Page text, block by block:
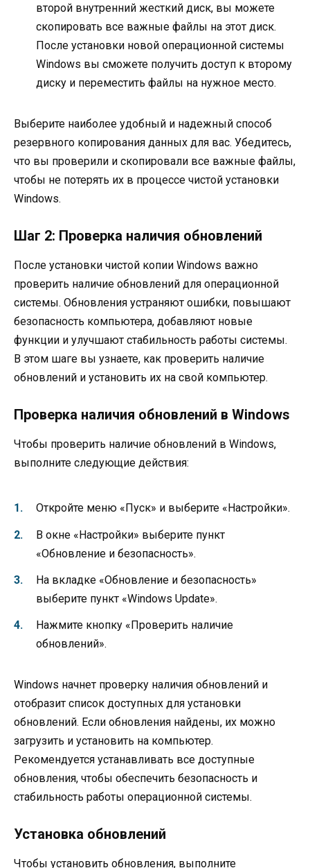
второй внутренний жесткий диск, вы можете
скопировать все важные файлы на этот диск.
После установки новой операционной системы
Windows вы сможете получить доступ к второму
диску и переместить файлы на нужное место.
Выберите наиболее удобный и надежный способ
резервного копирования данных для вас. Убедитесь,
что вы проверили и скопировали все важные файлы,
чтобы не потерять их в процессе чистой установки
Windows.
Шаг 2: Проверка наличия обновлений
После установки чистой копии Windows важно
проверить наличие обновлений для операционной
системы. Обновления устраняют ошибки, повышают
безопасность компьютера, добавляют новые
функции и улучшают стабильность работы системы.
В этом шаге вы узнаете, как проверить наличие
обновлений и установить их на свой компьютер.
Проверка наличия обновлений в Windows
Чтобы проверить наличие обновлений в Windows,
выполните следующие действия:
Откройте меню «Пуск» и выберите «Настройки».
В окне «Настройки» выберите пункт
«Обновление и безопасность».
На вкладке «Обновление и безопасность»
выберите пункт «Windows Update».
Нажмите кнопку «Проверить наличие
обновлений».
Windows начнет проверку наличия обновлений и
отобразит список доступных для установки
обновлений. Если обновления найдены, их можно
загрузить и установить на компьютер.
Рекомендуется устанавливать все доступные
обновления, чтобы обеспечить безопасность и
стабильность работы операционной системы.
Установка обновлений
Чтобы установить обновления, выполните